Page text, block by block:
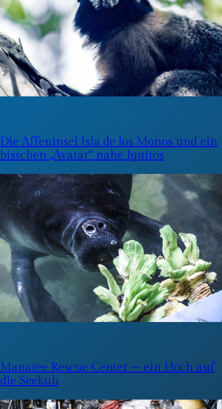
Die Affeninsel Isla de los Monos und ein
bisschen „Avatar“ nahe Iquitos
Manatee Rescue Center – ein Hoch auf
die Seekuh